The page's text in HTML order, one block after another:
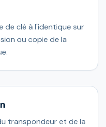
de clé à l'identique sur
ou copie de la
transpondeur et de la